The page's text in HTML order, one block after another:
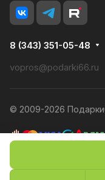
8 (343) 351-05-48
vopros@podarki66.ru
© 2009-2026
Политика